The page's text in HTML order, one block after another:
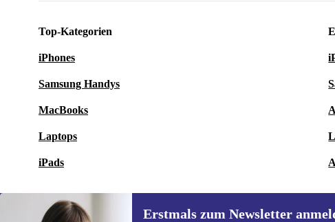
Top-Kategorien
iPhones
Samsung Handys
MacBooks
Laptops
iPads
Erstmals zum Newsletter